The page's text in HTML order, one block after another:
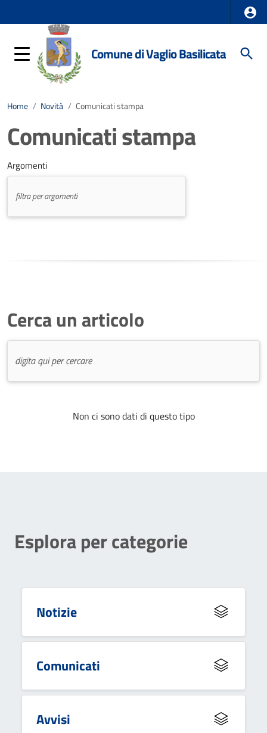
Comune di Vaglio Basilicata
Home / Novità / Comunicati stampa
Comunicati stampa
Argomenti
Cerca un articolo
Non ci sono dati di questo tipo
Esplora per categorie
Notizie
Comunicati
Avvisi